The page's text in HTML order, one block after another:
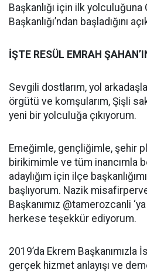
Başkanlığı için ilk yolculuğuna
Başkanlığı’ndan başladığını
İŞTE RESÜL EMRAH
Sevgili dostlarım, yol
örgütü ve komşularım, Şişli
yeni bir yolculuğa çıkıyorum.
Emeğimle, gençliğimle, şehir
birikimimle ve tüm inancımla
adaylığım için ilçe
başlıyorum. Nazik
Başkanımız @tamerozcanli
herkese teşekkür ediyorum.
2019’da Ekrem Başkanımızla
gerçek hizmet anlayışı ve